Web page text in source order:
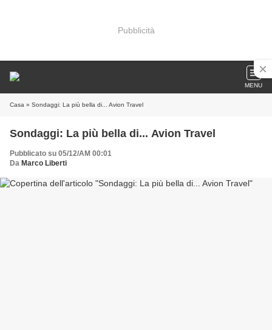
Pubblicità
MENU
Casa » Sondaggi: La più bella di... Avion Travel
Sondaggi: La più bella di... Avion Travel
Pubblicato su 05/12/AM 00:01
Da Marco Liberti